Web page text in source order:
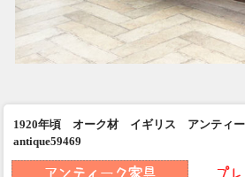
1920年頃 オーク材 イギリス アンティ
antique59469